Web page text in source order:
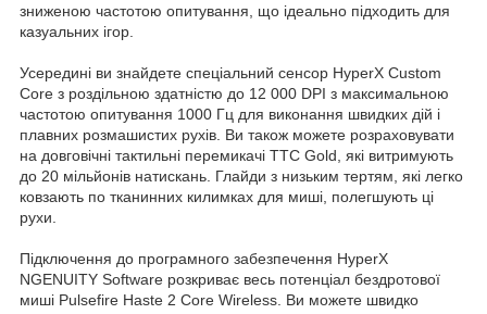
зниженою частотою опитування, що ідеально підходить для
казуальних ігор.
Усередині ви знайдете спеціальний сенсор HyperX Custom
Core з роздільною здатністю до 12 000 DPI з максимальною
частотою опитування 1000 Гц для виконання швидких дій і
плавних розмашистих рухів. Ви також можете розраховувати
на довговічні тактильні перемикачі TTC Gold, які витримують
до 20 мільйонів натискань. Глайди з низьким тертям, які легко
ковзають по тканинних килимках для миші, полегшують ці
рухи.
Підключення до програмного забезпечення HyperX
NGENUITY Software розкриває весь потенціал бездротової
миші Pulsefire Haste 2 Core Wireless. Ви можете швидко